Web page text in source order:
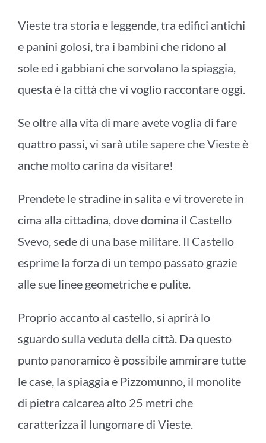
Vieste tra storia e leggende, tra edifici antichi
e panini golosi, tra i bambini che ridono al
soleed i gabbiani che sorvolano la spiaggia,
questa è la città che vi voglio raccontare oggi.
Se oltre alla vita di mare avete voglia di fare
quattro passi, vi sarà utile sapere che Vieste è
anche molto carina da visitare!
Prendete le stradine in salita e vi troverete in
cima alla cittadina, dove domina il Castello
Svevo, sede di una base militare. Il Castello
esprime la forza di un tempo passato grazie
alle sue linee geometriche e pulite.
Proprio accanto al castello, si aprirà lo
sguardo sulla veduta della città. Da questo
punto panoramico è possibile ammirare tutte
le case, la spiaggia e Pizzomunno, il monolite
di pietra calcarea alto 25 metri che
caratterizza il lungomare di Vieste.